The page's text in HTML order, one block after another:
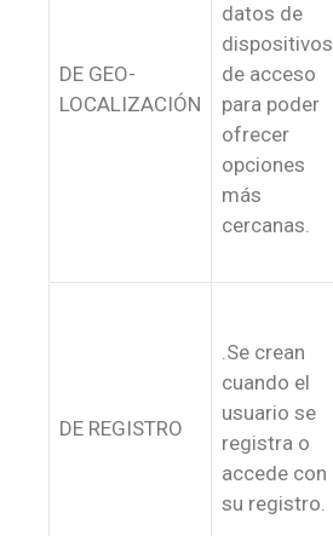
DE GEO-
LOCALIZACIÓN
datos de
dispositivos
de acceso
para poder
ofrecer
opciones
más
cercanas.
DE REGISTRO
.Se crean
cuando el
usuario se
registra o
accede con
su registro.